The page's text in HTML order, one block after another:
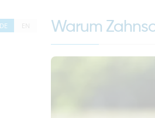
DE EN Warum